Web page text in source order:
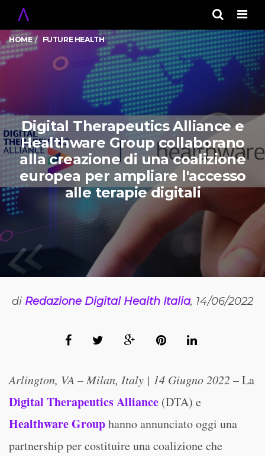
HOME FUTURE HEALTH
Digital Therapeutics Alliance e
Healthware Group collaborano
alla creazione di una coalizione
europea per ampliare l'accesso
alle terapie digitali
di Redazione Digital Health Italia, 14/06/2022
Arlington, VA – Milan, Italy | 14 Giugno 2022 – La
Digital Therapeutics Alliance (DTA) e
Healthware Grouphanno annunciato oggi una
partnership per costituire una coalizione che